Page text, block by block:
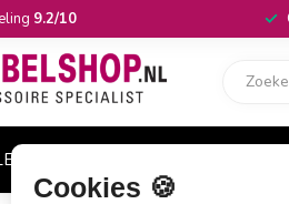
Cookies 🍪
9.2/10